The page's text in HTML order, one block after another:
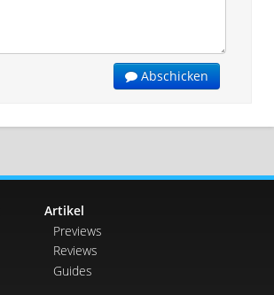
Abschicken
Artikel
Previews
Reviews
Guides